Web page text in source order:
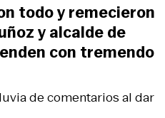
de comentarios al dar
todo y remecieron
y alcalde de
con tremendo